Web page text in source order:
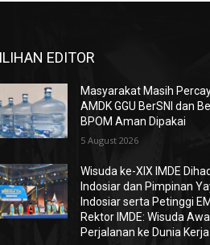
EDITOR
Masyarakat Masih
AMDK GGU BerSNI dan
BPOM Aman Dipakai
5 August 2026
Wisuda ke-XIX IMDE
Indosiar dan Pimpinan
Indosiar serta Petinggi
Rektor IMDE: Wisuda Awal
Perjalanan ke Dunia Kerja